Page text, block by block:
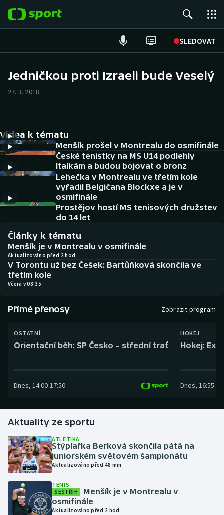
SLEDOVAT
Hokej
Tenis
Atletika
DALŠÍ SPORTY
Americký fotbal
Baseball a softbal
Basketbal
Biatlon
Boby a skeleton
Futsal
Golf
Gymnastika
Házená
NEPŘEHLÉDNĚTE
Soutěže
Historické návraty
Aplikace ČT sport
AZ kvíz
Jedničkou proti Izraeli bude Veselý
27. 3. 2018
Videa k tématu
Menšík prošel v Montrealu do osmifinále
České tenistky na MS U14 podlehly
Italkám a budou bojovat o bronz
Lehečka v Montrealu ve třetím kole
vyřadil Belgičana Blockxe a je v
osmifinále
Prostějov hostí MS tenisových družstev
do 14 let
Články k tématu
Menšík je v Montrealu v osmifinále
Aktualizováno před 2 hod
V Torontu už bez Češek: Bartůňková skončila ve
třetím kole
Včera v 08:35
Přímé přenosy Zobrazit program
OSTATNÍ
Orientační běh: SP Česko – střední trať
Dnes, 14:00-17:50
HOKEJ
Hokej:
Dnes, 16:55-
Aktuality ze sportu
ATLETIKA
Stýplařka Berková skončila pátá na
juniorském světovém šampionátu
Aktualizováno před 48 min
TENIS
SESTŘIH
Menšík je v Montrealu v
osmifinále
Aktualizováno před 2 hod